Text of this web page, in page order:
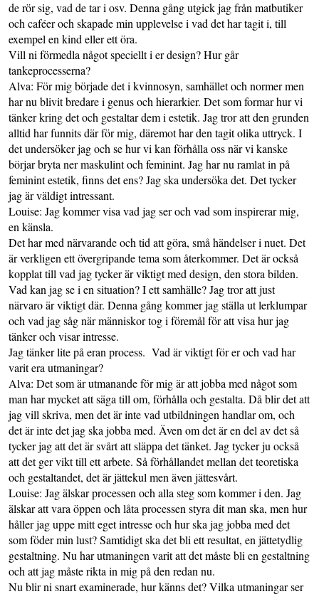
de rör sig, vad de tar i osv. Denna gång utgick jag från matbutiker
och caféer och skapade min upplevelse i vad det har tagit i, till
exempel en kind eller ett öra.
Vill ni förmedla något speciellt i er design? Hur går
tankeprocesserna?
Alva: För mig började det i kvinnosyn, samhället och normer men
har nu blivit bredare i genus och hierarkier. Det som formar hur vi
tänker kring det och gestaltar dem i estetik. Jag tror att den grunden
alltid har funnits där för mig, däremot har den tagit olika uttryck. I
det undersöker jag och se hur vi kan förhålla oss när vi kanske
börjar bryta ner maskulint och feminint. Jag har nu ramlat in på
feminint estetik, finns det ens? Jag ska undersöka det. Det tycker
jag är väldigt intressant.
Louise: Jag kommer visa vad jag ser och vad som inspirerar mig,
en känsla.
Det har med närvarande och tid att göra, små händelser i nuet. Det
är verkligen ett övergripande tema som återkommer. Det är också
kopplat till vad jag tycker är viktigt med design, den stora bilden.
Vad kan jag se i en situation? I ett samhälle? Jag tror att just
närvaro är viktigt där. Denna gång kommer jag ställa ut lerklumpar
och vad jag såg när människor tog i föremål för att visa hur jag
tänker och visar intresse.
Jag tänker lite på eran process. Vad är viktigt för er och vad har
varit era utmaningar?
Alva: Det som är utmanande för mig är att jobba med något som
man har mycket att säga till om, förhålla och gestalta. Då blir det att
jag vill skriva, men det är inte vad utbildningen handlar om, och
det är inte det jag ska jobba med. Även om det är en del av det så
tycker jag att det är svårt att släppa det tänket. Jag tycker ju också
att det ger vikt till ett arbete. Så förhållandet mellan det teoretiska
och gestaltandet, det är jättekul men även jättesvårt.
Louise: Jag älskar processen och alla steg som kommer i den. Jag
älskar att vara öppen och låta processen styra dit man ska, men hur
håller jag uppe mitt eget intresse och hur ska jag jobba med det
som föder min lust? Samtidigt ska det bli ett resultat, en jättetydlig
gestaltning. Nu har utmaningen varit att det måste bli en gestaltning
och att jag måste rikta in mig på den redan nu.
Nu blir ni snart examinerade, hur känns det? Vilka utmaningar ser